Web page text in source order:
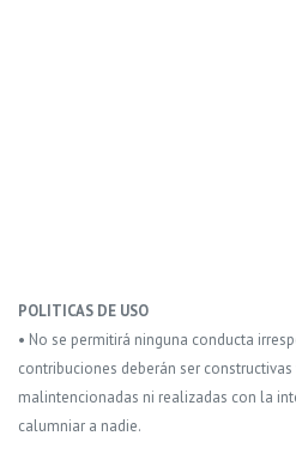
POLITICAS DE USO
• No se permitirá ninguna conducta
contribuciones deberán ser constructivas
malintencionadas ni realizadas con la
calumniar a nadie.